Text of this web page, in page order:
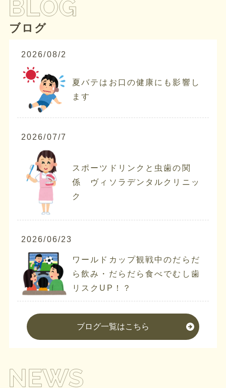
ブログ
2026/08/2
夏バテはお口の健康にも影響し
ます
2026/07/7
スポーツドリンクと虫歯の関
係 ヴィソラデンタルクリニッ
ク
2026/06/23
ワールドカップ観戦中のだらだ
ら飲み・だらだら食べでむし歯
リスクUP！？
ブログ一覧はこちら